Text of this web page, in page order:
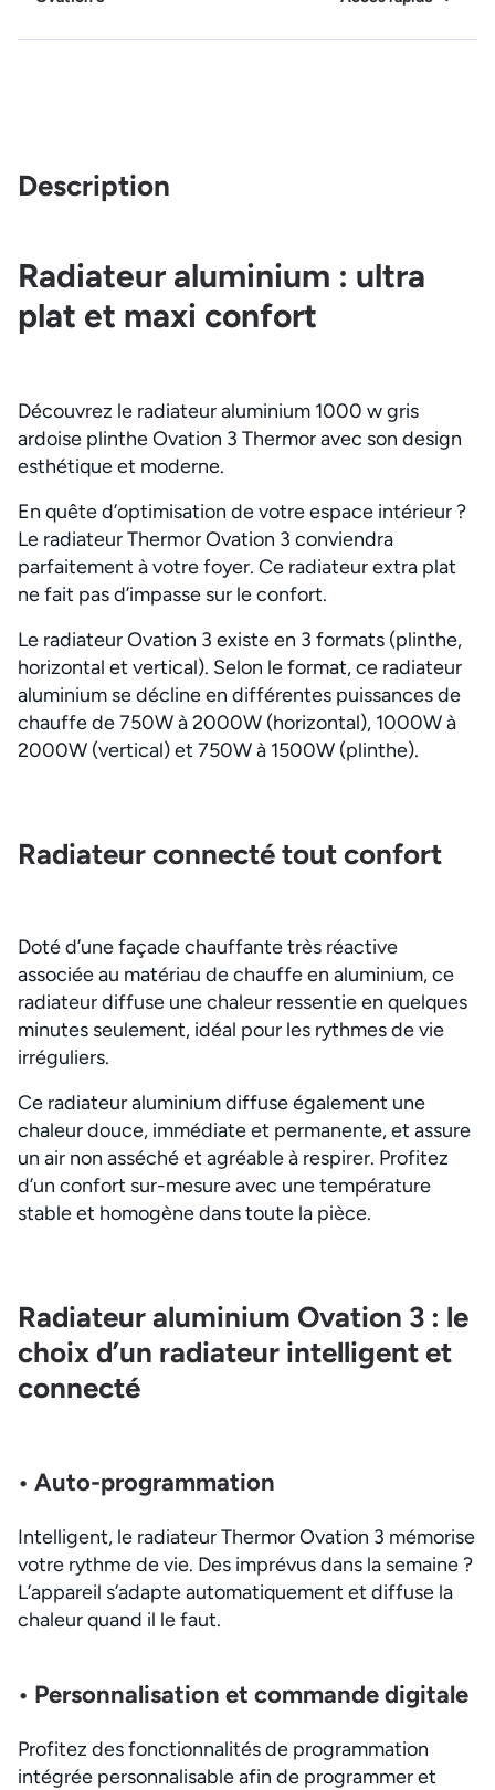
Description
Radiateur aluminium : ultra
plat et maxi confort
Découvrez le radiateur aluminium 1000 w gris
ardoise plinthe Ovation 3 Thermor avec son design
esthétique et moderne.
En quête d’optimisation de votre espace intérieur ?
Le radiateur Thermor Ovation 3 conviendra
parfaitement à votre foyer. Ce radiateur extra plat
ne fait pas d’impasse sur le confort.
Le radiateur Ovation 3 existe en 3 formats (plinthe,
horizontal et vertical). Selon le format, ce radiateur
aluminium se décline en différentes puissances de
chauffe de 750W à 2000W (horizontal), 1000W à
2000W (vertical) et 750W à 1500W (plinthe).
Radiateur connecté tout confort
Doté d’une façade chauffante très réactive
associée au matériau de chauffe en aluminium, ce
radiateur diffuse une chaleur ressentie en quelques
minutes seulement, idéal pour les rythmes de vie
irréguliers.
Ce radiateur aluminium diffuse également une
chaleur douce, immédiate et permanente, et assure
un air non asséché et agréable à respirer. Profitez
d’un confort sur-mesure avec une température
stable et homogène dans toute la pièce.
Radiateur aluminium Ovation 3 : le
choix d’un radiateur intelligent et
connecté
• Auto-programmation
Intelligent, le radiateur Thermor Ovation 3 mémorise
votre rythme de vie. Des imprévus dans la semaine ?
L’appareil s’adapte automatiquement et diffuse la
chaleur quand il le faut.
• Personnalisation et commande digitale
Profitez des fonctionnalités de programmation
intégrée personnalisable afin de programmer et